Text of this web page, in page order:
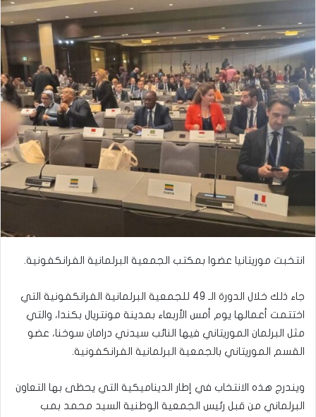
انتخبت موريتانيا عضوا بمكتب الجمعية البرلمانية الفرانكفونية.
جاء ذلك خلال الدورة الـ 49 للجمعية البرلمانية الفرانكفونية التي
اختتمت أعمالها يوم أمس الأربعاء بمدينة مونتريال بكندا، والتي
مثل البرلمان الموريتاني فيها النائب سيدني درامان سوخنا، عضو
القسم الموريتاني بالجمعية البرلمانية الفرانكفونية.
ويندرج هذه الانتخاب في إطار الديناميكية التي يحظى بها التعاون
البرلماني من قبل رئيس الجمعية الوطنية السيد محمد بمب